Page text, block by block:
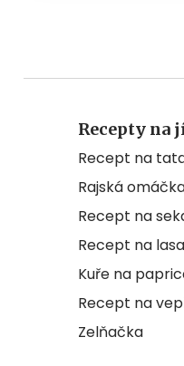
Recepty na
Recept na
Rajská
Recept na
Recept na
Kuře na
Recept na
Zelňačka